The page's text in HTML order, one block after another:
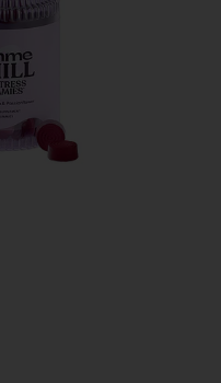
丈スカート